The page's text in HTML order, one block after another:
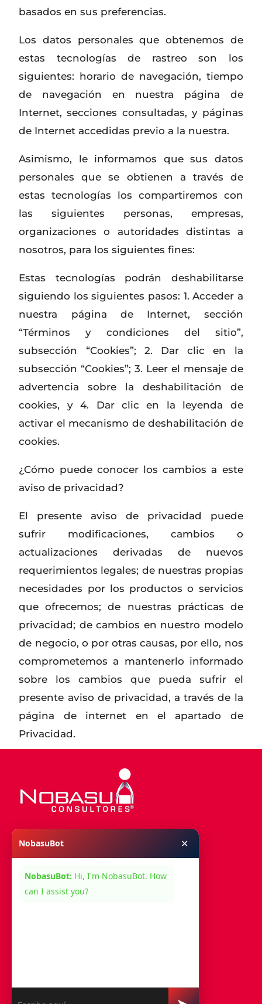
basados en sus preferencias.
Los datos personales que obtenemos de
estas tecnologías de rastreo son los
siguientes: horario de navegación, tiempo
de navegación en nuestra página de
Internet, secciones consultadas, y páginas
de Internet accedidas previo a la nuestra.
Asimismo, le informamos que sus datos
personales que se obtienen a través de
estas tecnologías los compartiremos con
las siguientes personas, empresas,
organizaciones o autoridades distintas a
nosotros, para los siguientes fines:
Estas tecnologías podrán deshabilitarse
siguiendo los siguientes pasos: 1. Acceder a
nuestra página de Internet, sección
“Términos y condiciones del sitio”,
subsección “Cookies”; 2. Dar clic en la
subsección “Cookies”; 3. Leer el mensaje de
advertencia sobre la deshabilitación de
cookies, y 4. Dar clic en la leyenda de
activar el mecanismo de deshabilitación de
cookies.
¿Cómo puede conocer los cambios a este
aviso de privacidad?
El presente aviso de privacidad puede
sufrir modificaciones, cambios o
actualizaciones derivadas de nuevos
requerimientos legales; de nuestras propias
necesidades por los productos o servicios
que ofrecemos; de nuestras prácticas de
privacidad; de cambios en nuestro modelo
de negocio, o por otras causas, por ello, nos
comprometemos a mantenerlo informado
sobre los cambios que pueda sufrir el
presente aviso de privacidad, a través de la
página de internet en el apartado de
Privacidad.
Nosotros
Servicios
NobasuBot ✕
NobasuBot: Hi, I'm NobasuBot. How
can I assist you?